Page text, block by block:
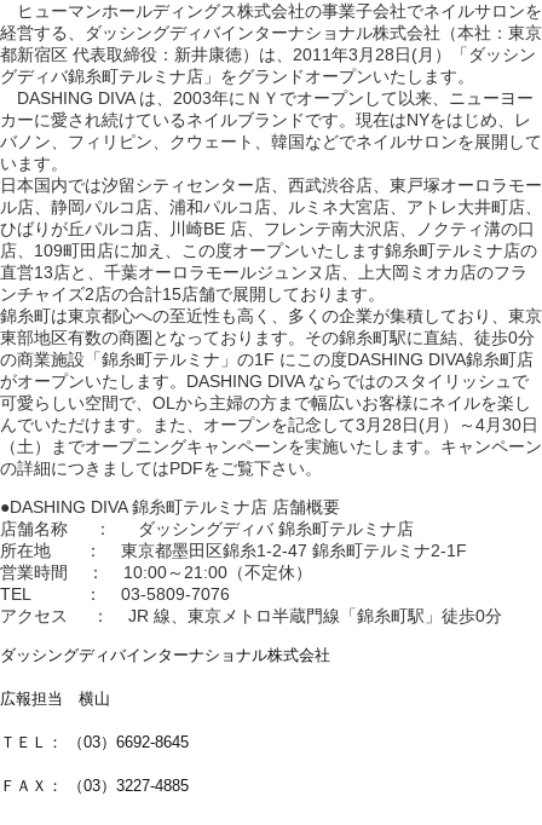
ヒューマンホールディングス株式会社の事業子会社でネイルサロンを
経営する、ダッシングディバインターナショナル株式会社（本社：東京
都新宿区 代表取締役：新井康徳）は、2011年3月28日(月）「ダッシン
グディバ錦糸町テルミナ店」をグランドオープンいたします。
DASHING DIVA は、2003年にＮＹでオープンして以来、ニューヨー
カーに愛され続けているネイルブランドです。現在はNYをはじめ、レ
バノン、フィリピン、クウェート、韓国などでネイルサロンを展開して
います。
日本国内では汐留シティセンター店、西武渋谷店、東戸塚オーロラモー
ル店、静岡パルコ店、浦和パルコ店、ルミネ大宮店、アトレ大井町店、
ひばりが丘パルコ店、川崎BE 店、フレンテ南大沢店、ノクティ溝の口
店、109町田店に加え、この度オープンいたします錦糸町テルミナ店の
直営13店と、千葉オーロラモールジュンヌ店、上大岡ミオカ店のフラ
ンチャイズ2店の合計15店舗で展開しております。
錦糸町は東京都心への至近性も高く、多くの企業が集積しており、東京
東部地区有数の商圏となっております。その錦糸町駅に直結、徒歩0分
の商業施設「錦糸町テルミナ」の1F にこの度DASHING DIVA錦糸町店
がオープンいたします。DASHING DIVA ならではのスタイリッシュで
可愛らしい空間で、OLから主婦の方まで幅広いお客様にネイルを楽し
んでいただけます。また、オープンを記念して3月28日(月）～4月30日
（土）までオープニングキャンペーンを実施いたします。キャンペーン
の詳細につきましてはPDFをご覧下さい。
●DASHING DIVA 錦糸町テルミナ店 店舗概要
店舗名称 ： ダッシングディバ 錦糸町テルミナ店
所在地 ： 東京都墨田区錦糸1-2-47 錦糸町テルミナ2-1F
営業時間 ： 10:00～21:00（不定休）
TEL ： 03-5809-7076
アクセス ： JR 線、東京メトロ半蔵門線「錦糸町駅」徒歩0分
ダッシングディバインターナショナル株式会社
広報担当 横山
ＴＥＬ： （03）6692-8645
ＦＡＸ： （03）3227-4885